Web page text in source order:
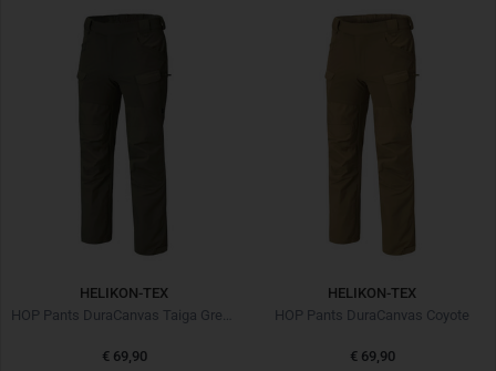
HELIKON-TEX
€ 69,90
HELIKON-TEX
HOP Pants DuraCanvas Coyote
€ 69,90